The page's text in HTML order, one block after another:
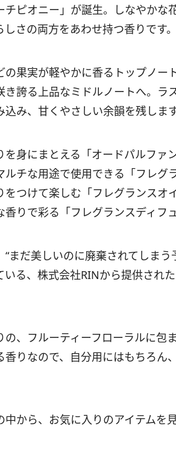
チピオニー」が誕生。しなやかな
さの両方をあわせ持つ香りです。
の果実が軽やかに香るトップノー
き誇る上品なミドルノートへ。ラ
み、甘くやさしい余韻を残します
を身にまとえる「オードパルファ
ルチな用途で使用できる「フレグ
をつけて楽しむ「フレグランスオ
りで彩る「フレグランスディフ
“まだ美しいのに廃棄されてしま
いる、株式会社RINから提供され
の、フルーティーフローラルに包
香りなので、自分用にはもちろん
中から、お気に入りのアイテムを